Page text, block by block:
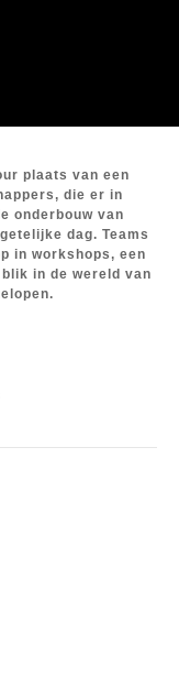
plaats van een
die er in
onderbouw van
dag. Teams
in workshops, een
in de wereld van